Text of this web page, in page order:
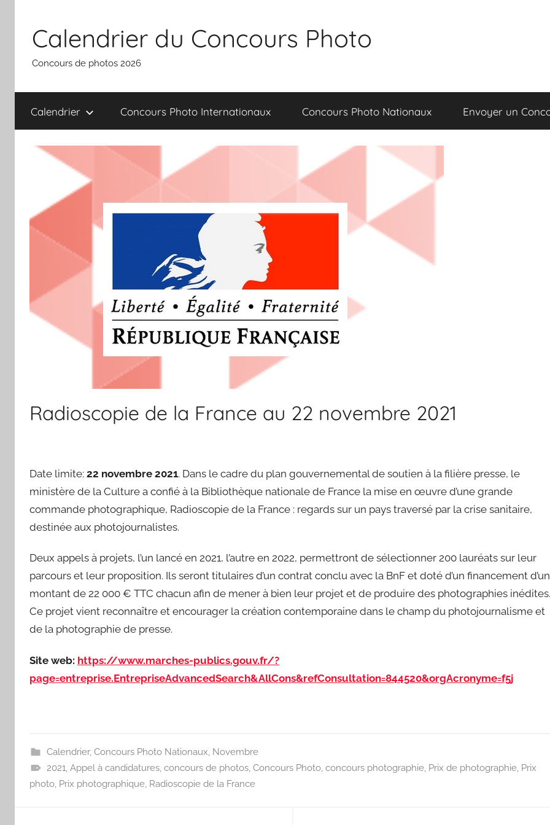
contenu
Calendrier du Concours Photo
Concours de photos 2026
Calendrier Concours Photo Internationaux Concours Photo Nationaux Envoyer un
Radioscopie de la France au 22 novembre 2021
Date limite: 22 novembre 2021. Dans le cadre du plan gouvernemental de soutien à la filière presse, le
ministère de la Culture a confié à la Bibliothèque nationale de France la mise en œuvre d’une grande
commande photographique, Radioscopie de la France : regards sur un pays traversé par la crise sanitaire,
destinée aux photojournalistes.
Deux appels à projets, l’un lancé en 2021, l’autre en 2022, permettront de sélectionner 200 lauréats sur leur
parcours et leur proposition. Ils seront titulaires d’un contrat conclu avec la BnF et doté d’un financement d’un
montant de 22 000 € TTC chacun afin de mener à bien leur projet et de produire des photographies inédites.
Ce projet vient reconnaître et encourager la création contemporaine dans le champ du photojournalisme et
de la photographie de presse.
Site web: https://www.marches-publics.gouv.fr/?
page=entreprise.EntrepriseAdvancedSearch&AllCons&refConsultation=844520&orgAcronyme=f5j
Calendrier, Concours Photo Nationaux, Novembre
2021, Appel à candidatures, concours de photos, Concours Photo, concours photographie, Prix de photographie, Prix
photo, Prix photographique, Radioscopie de la France